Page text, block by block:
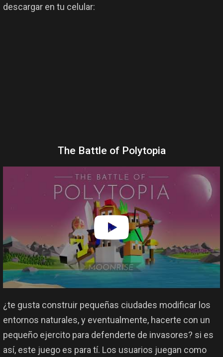
descargar en tu celular:
The Battle of Polytopia
¿te gusta construir pequeñas ciudades modificar los
entornos naturales, y eventualmente, hacerte con un
pequeño ejercito para defenderte de invasores? si es
así, este juego es para tí. Los usuarios juegan como